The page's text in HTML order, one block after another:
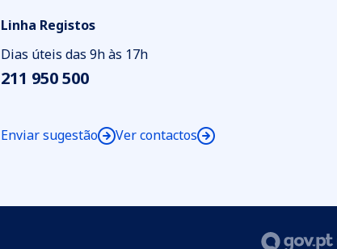
Linha Registos
Dias úteis das 9h às 17h
211 950 500
Enviar sugestão Ver contactos